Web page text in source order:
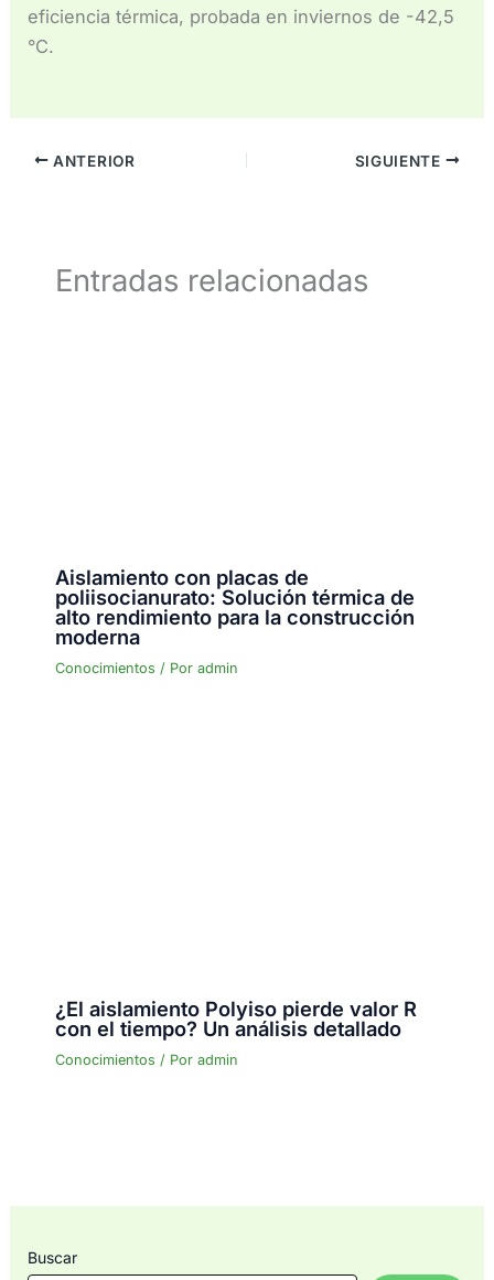
eficiencia térmica, probada en inviernos de -42,5
°C.
ANTERIOR SIGUIENTE
Entradas relacionadas
Aislamiento con placas de
poliisocianurato: Solución térmica de
alto rendimiento para la construcción
moderna
Conocimientos / Por admin
¿El aislamiento Polyiso pierde valor R
con el tiempo? Un análisis detallado
Conocimientos / Por admin
Buscar